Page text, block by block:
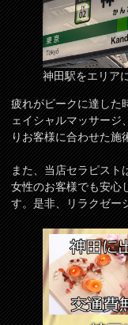
神田駅をエリア
疲れがピークに達した
ェイシャルマッサージ
りお客様に合わせた施
また、当店セラピスト
女性のお客様でも安心
す。是非、リラクゼー